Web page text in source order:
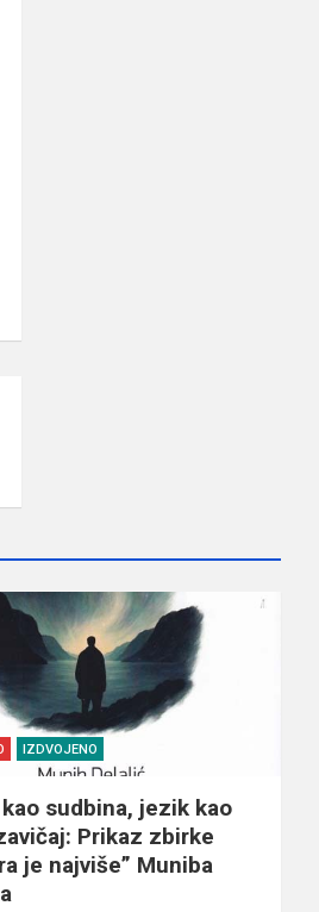
IZDVOJENO
sudbina, jezik kao
Prikaz zbirke
je najviše” Muniba